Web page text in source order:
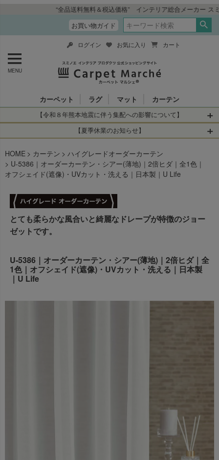
全品送料無料＆税込価格” インテリア総合メーカー スミノエ インテリア
お買い物ガイド
MENU
ログイン お気に入り カート
カーペット ラグ マット カーテン
【令和８年熊本地震に伴う集配への影響について】
令和8年熊本地震により、お亡くなりになられた方々に深く
お見舞い申し上げます。 この地震の影響により、現在、一
部地域を発着するお荷物のお届けに遅れが生じておりま
す。
【お荷物のお届けに遅れが生じている地域】
・全国から九州あてのお荷物
・九州から全国あてのお荷物
なお、今後の被害状況や交通規制などにより、対象地域や
お客さまにはご不便をおかけいたしますが、何卒ご理解賜
りますようお願い申し上げます。
詳しくはこちら
【夏季休業のお知らせ】
当店は は2026年8月11日(火)～2026年8月16日(日)
を休業とさせて頂きます。
休業中のご注文に関しては自動返信メールは届きますが、
へのご返答ができかねます。 休業明けから順次送信させて
いただきますのでよろしくお願いいたします。
出荷センターも休業となりますため、休業期間中のご注文
HOME カーテン
ハイグレードオーダーカーテン
U-5386｜オーダーカーテン・シアー(薄地)｜2倍ヒダ｜全1色｜
オフシェイド(遮像)・UVカット・洗える｜日本製｜U Life
とても柔らかな風合いと綺麗なドレープが特徴のジョー
ゼットです。
U-5386｜オーダーカーテン・シアー(薄地)｜2倍ヒダ｜全
1色｜オフシェイド(遮像)・UVカット・洗える｜日本製
｜U Life